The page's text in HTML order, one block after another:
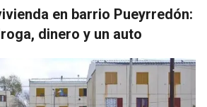
en barrio Pueyrredón:
dinero y un auto